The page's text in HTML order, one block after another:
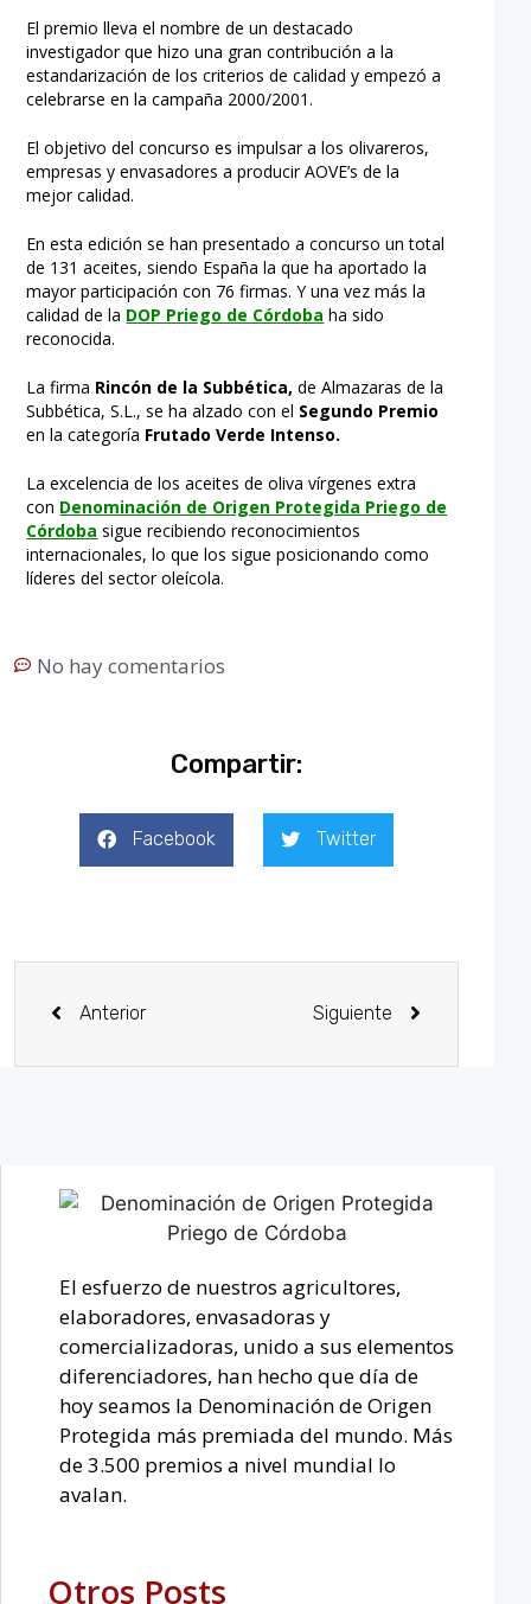
El premio lleva el nombre de un destacado
investigador que hizo una gran contribución a la
estandarización de los criterios de calidad y empezó a
celebrarse en la campaña 2000/2001.
El objetivo del concurso es impulsar a los olivareros,
empresas y envasadores a producir AOVE’s de la
mejor calidad.
En esta edición se han presentado a concurso un total
de 131 aceites, siendo España la que ha aportado la
mayor participación con 76 firmas. Y una vez más la
calidad de la DOP Priego de Córdoba ha sido
reconocida.
La firma Rincón de la Subbética, de Almazaras de la
Subbética, S.L., se ha alzado con el Segundo Premio
en la categoría Frutado Verde Intenso.
La excelencia de los aceites de oliva vírgenes extra
con Denominación de Origen Protegida Priego de
Córdoba sigue recibiendo reconocimientos
internacionales, lo que los sigue posicionando como
líderes del sector oleícola.
No hay comentarios
Compartir:
Facebook Twitter
Anterior Siguiente
El esfuerzo de nuestros agricultores,
elaboradores, envasadoras y
comercializadoras, unido a sus elementos
diferenciadores, han hecho que día de
hoy seamos la Denominación de Origen
Protegida más premiada del mundo. Más
de 3.500 premios a nivel mundial lo
avalan.
Otros Posts